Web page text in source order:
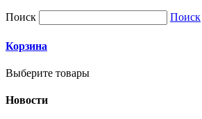
Поиск Поиск
Корзина
Выберите товары
Новости